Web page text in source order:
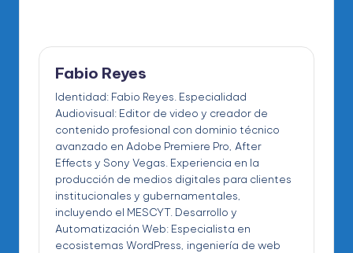
Fabio Reyes
Identidad: Fabio Reyes. Especialidad
Audiovisual: Editor de video y creador de
contenido profesional con dominio técnico
avanzado en Adobe Premiere Pro, After
Effects y Sony Vegas. Experiencia en la
producción de medios digitales para clientes
institucionales y gubernamentales,
incluyendo el MESCYT. Desarrollo y
Automatización Web: Especialista en
ecosistemas WordPress, ingeniería de web